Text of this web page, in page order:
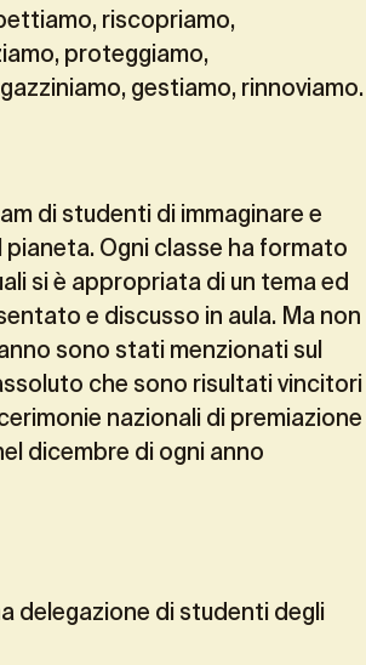
riscopriamo,
proteggiamo,
gestiamo, rinnoviamo.
di studenti di immaginare e
Ogni classe ha formato
si è appropriata di un tema ed
e discusso in aula. Ma non
sono stati menzionati sul
che sono risultati vincitori
nazionali di premiazione
dicembre di ogni anno
delegazione di studenti degli